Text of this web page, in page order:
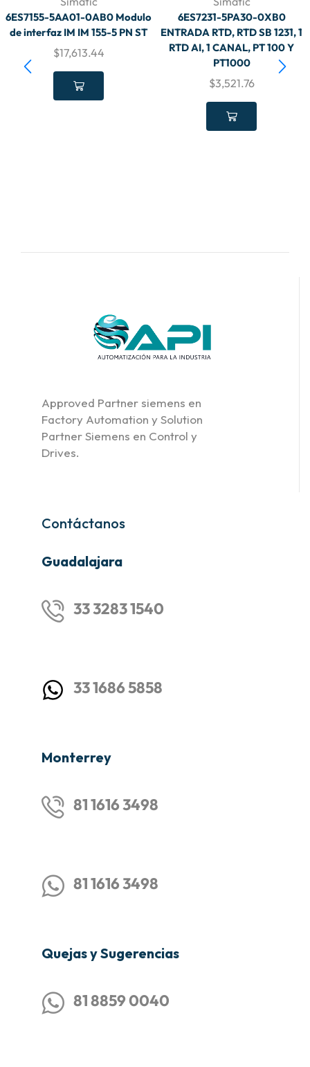
6ES7155-5AA01-0AB0 Modulo
de interfaz IM IM 155-5 PN ST
$17,613.44
6ES7231-5PA30-0XB0
ENTRADA RTD, RTD SB 1231, 1
RTD AI, 1 CANAL, PT 100 Y
PT1000
$3,521.76
Approved Partner siemens en
Factory Automation y Solution
Partner Siemens en Control y
Drives.
Contáctanos
Guadalajara
33 3283 1540
33 1686 5858
Monterrey
81 1616 3498
81 1616 3498
Quejas y Sugerencias
81 8859 0040